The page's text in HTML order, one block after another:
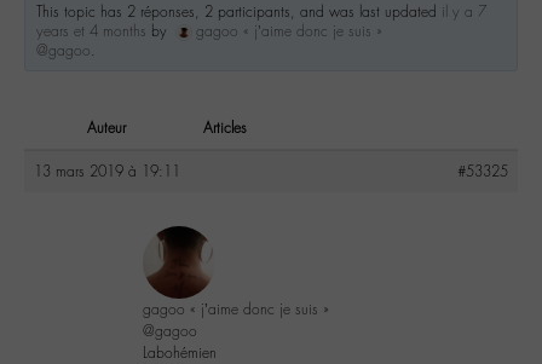
This topic has 2 réponses, 2 participants, and was last updated il y a 7
years et 4 months by
gagoo « j’aime donc je suis »
@gagoo.
Auteur Articles
13 mars 2019 à 19:11 #53325
gagoo « j’aime donc je suis »
@gagoo
Labohémien